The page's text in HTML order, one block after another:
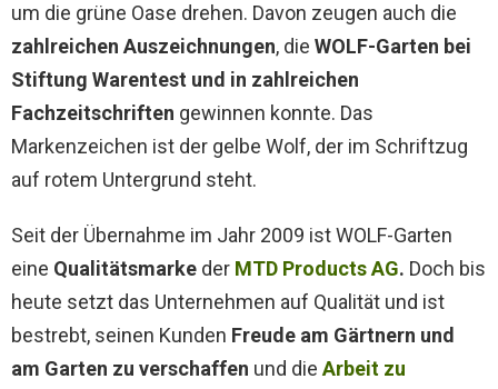
um die grüne Oase drehen. Davon zeugen auch die
zahlreichen Auszeichnungen, die WOLF-Garten bei
Stiftung Warentest und in zahlreichen
Fachzeitschriften gewinnen konnte. Das
Markenzeichen ist der gelbe Wolf, der im Schriftzug
auf rotem Untergrund steht.
Seit der Übernahme im Jahr 2009 ist WOLF-Garten
eine Qualitätsmarke der MTD Products AG. Doch bis
heute setzt das Unternehmen auf Qualität und ist
bestrebt, seinen Kunden Freude am Gärtnern und
am Garten zu verschaffen und die Arbeit zu